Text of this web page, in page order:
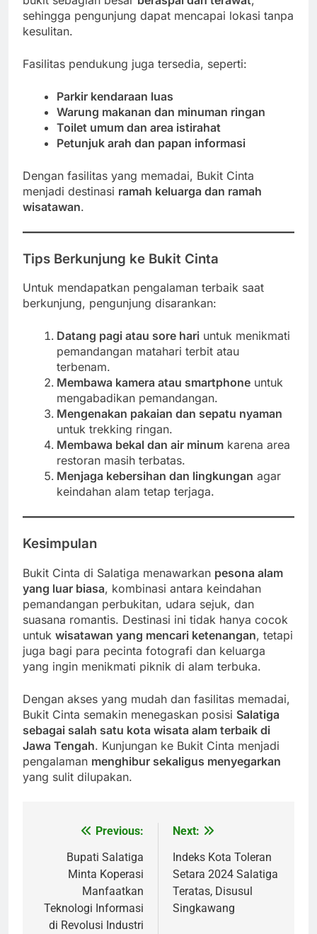
sehingga pengunjung dapat mencapai lokasi tanpa
kesulitan.
Fasilitas pendukung juga tersedia, seperti:
Parkir kendaraan luas
Warung makanan dan minuman ringan
Toilet umum dan area istirahat
Petunjuk arah dan papan informasi
Dengan fasilitas yang memadai, Bukit Cinta
menjadi destinasi ramah keluarga dan ramah
wisatawan.
Tips Berkunjung ke Bukit Cinta
Untuk mendapatkan pengalaman terbaik saat
berkunjung, pengunjung disarankan:
Datang pagi atau sore hari untuk menikmati
pemandangan matahari terbit atau
terbenam.
Membawa kamera atau smartphone untuk
mengabadikan pemandangan.
Mengenakan pakaian dan sepatu nyaman
untuk trekking ringan.
Membawa bekal dan air minum karena area
restoran masih terbatas.
Menjaga kebersihan dan lingkungan agar
keindahan alam tetap terjaga.
Kesimpulan
Bukit Cinta di Salatiga menawarkan pesona alam
yang luar biasa, kombinasi antara keindahan
pemandangan perbukitan, udara sejuk, dan
suasana romantis. Destinasi ini tidak hanya cocok
untuk wisatawan yang mencari ketenangan, tetapi
juga bagi para pecinta fotografi dan keluarga
yang ingin menikmati piknik di alam terbuka.
Dengan akses yang mudah dan fasilitas memadai,
Bukit Cinta semakin menegaskan posisi Salatiga
sebagai salah satu kota wisata alam terbaik di
Jawa Tengah. Kunjungan ke Bukit Cinta menjadi
pengalaman menghibur sekaligus menyegarkan
yang sulit dilupakan.
navigation
Previous:
Bupati Salatiga
Minta Koperasi
Manfaatkan
Teknologi Informasi
di Revolusi Industri
Next:
Indeks Kota Toleran
Setara 2024 Salatiga
Teratas, Disusul
Singkawang